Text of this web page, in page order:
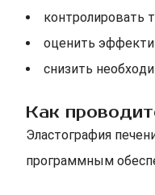
контролировать
оценить
снизить
Как
Эластография
программным